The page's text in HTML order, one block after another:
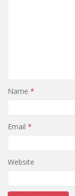
Name *
Email *
Website